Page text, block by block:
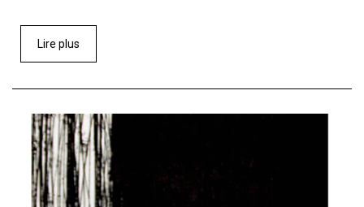
Lire plus